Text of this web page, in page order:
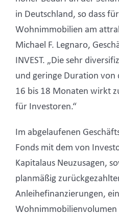
in Deutschland, so dass
Wohnimmobilien am
Michael F. Legnaro,
INVEST. „Die sehr
und geringe Duration
16 bis 18 Monaten wirkt
für Investoren.“
Im abgelaufenen
Fonds mit dem von
Kapitalaus Neuzusagen,
planmäßig
Anleihefinanzierungen, ein